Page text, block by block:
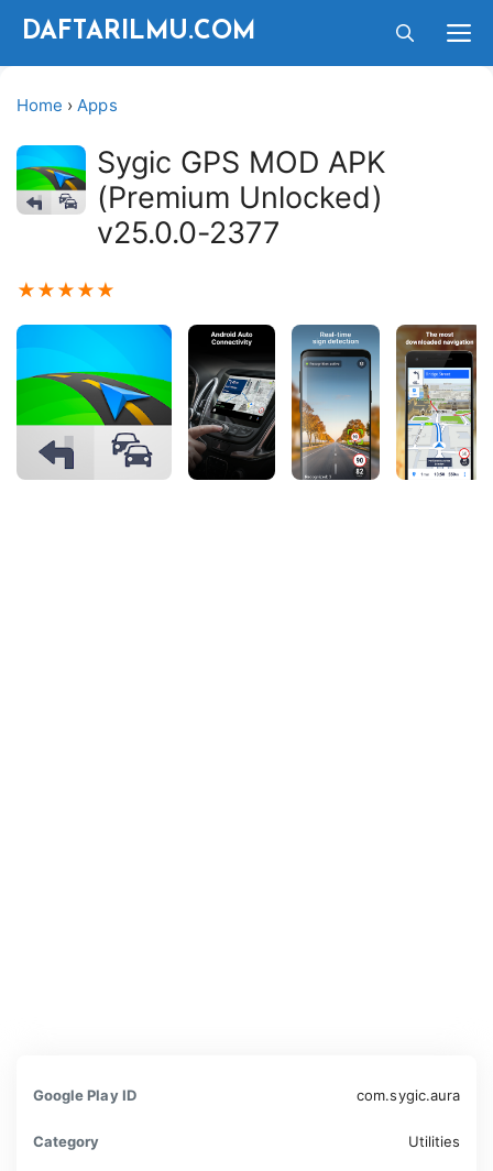
Langsung
DAFTARILMU.COM
Home ›Apps
Sygic GPS MOD APK
(Premium Unlocked)
v25.0.0-2377
★ ★ ★ ★ ★
Google Play ID com.sygic.aura
Category Utilities